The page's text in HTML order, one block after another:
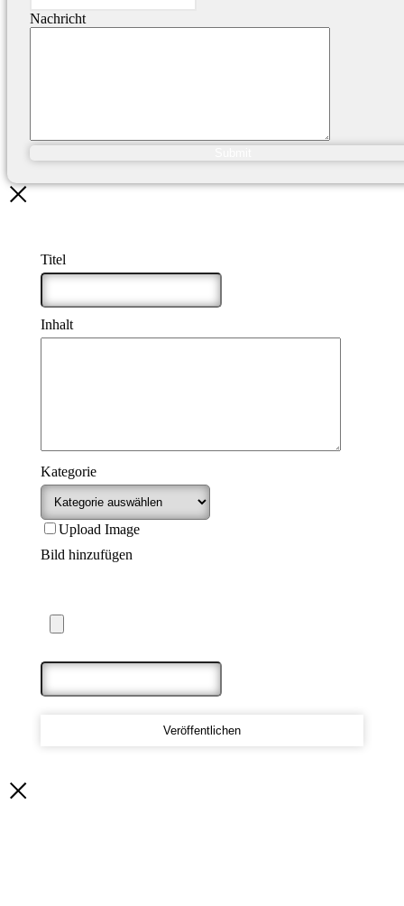
Nachricht
Titel
Inhalt
Kategorie
Upload Image
Bild hinzufügen
Veröffentlichen